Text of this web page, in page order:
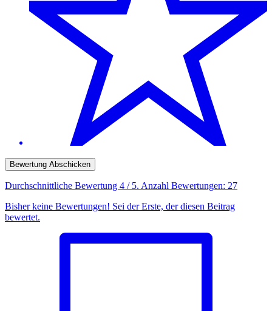
Bewertung Abschicken
Durchschnittliche Bewertung 4 / 5. Anzahl Bewertungen: 27
Bisher keine Bewertungen! Sei der Erste, der diesen Beitrag
bewertet.